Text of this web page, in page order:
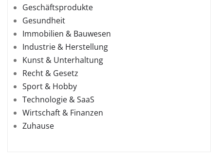
Geschäftsprodukte
Gesundheit
Immobilien & Bauwesen
Industrie & Herstellung
Kunst & Unterhaltung
Recht & Gesetz
Sport & Hobby
Technologie & SaaS
Wirtschaft & Finanzen
Zuhause